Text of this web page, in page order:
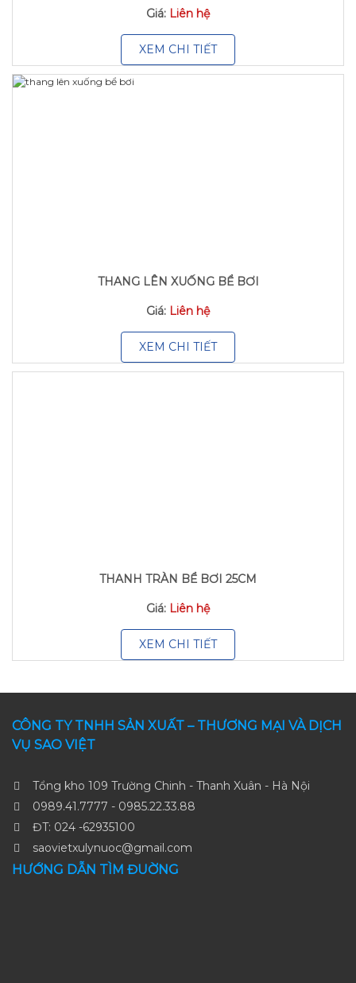
Giá: Liên hệ
XEM CHI TIẾT
THANG LÊN XUỐNG BỂ BƠI
Giá: Liên hệ
XEM CHI TIẾT
THANH TRÀN BỂ BƠI 25CM
Giá: Liên hệ
XEM CHI TIẾT
CÔNG TY TNHH SẢN XUẤT – THƯƠNG MẠI VÀ DỊCH
VỤ SAO VIỆT
Tổng kho 109 Trường Chinh - Thanh Xuân - Hà Nội
0989.41.7777 - 0985.22.33.88
ĐT: 024 -62935100
saovietxulynuoc@gmail.com
HƯỚNG DẪN TÌM ĐUỜNG